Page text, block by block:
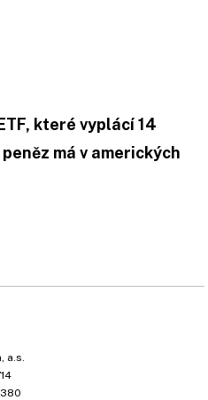
které vyplácí 14
má v amerických
a.s.